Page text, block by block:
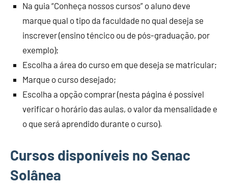
Na guia “Conheça nossos cursos” o aluno deve
marque qual o tipo da faculdade no qual deseja se
inscrever (ensino téncico ou de pós-graduação, por
exemplo);
Escolha a área do curso em que deseja se matricular;
Marque o curso desejado;
Escolha a opção comprar (nesta página é possível
verificar o horário das aulas, o valor da mensalidade e
o que será aprendido durante o curso).
Cursos disponíveis no Senac
Solânea